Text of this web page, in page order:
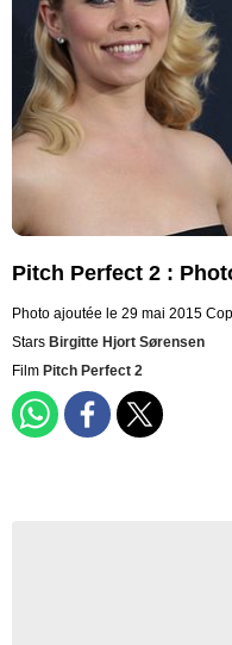
Pitch Perfect 2 :
Photo ajoutée le 29 mai 2015
Stars Birgitte Hjort Sørensen
Film Pitch Perfect 2